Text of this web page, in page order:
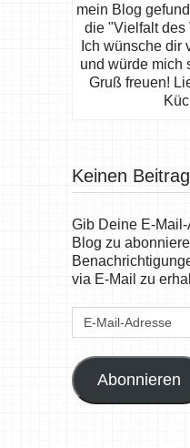
mein Blog
die "Vielfalt des
Ich wünsche dir
und würde mich
Gruß freuen!
Keinen
Gib Deine E-
Blog zu
via E-Mail zu
E-
Abonnieren